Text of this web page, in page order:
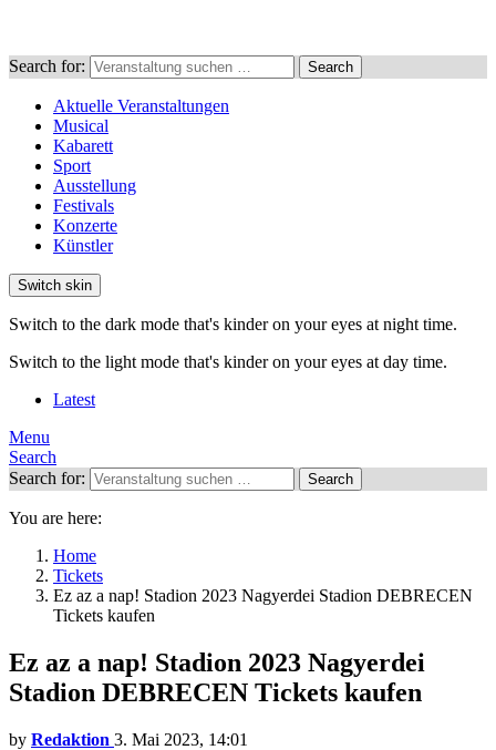
Search for: Search
Aktuelle Veranstaltungen
Musical
Kabarett
Sport
Ausstellung
Festivals
Konzerte
Künstler
Switch skin
Switch to the dark mode that's kinder on your eyes at night time.
Switch to the light mode that's kinder on your eyes at day time.
Latest
Menu
Search
Search for:
Search
You are here:
Home
Tickets
Ez az a nap! Stadion 2023 Nagyerdei Stadion DEBRECEN
Tickets kaufen
Ez az a nap! Stadion 2023 Nagyerdei
Stadion DEBRECEN Tickets kaufen
by Redaktion 3. Mai 2023, 14:01